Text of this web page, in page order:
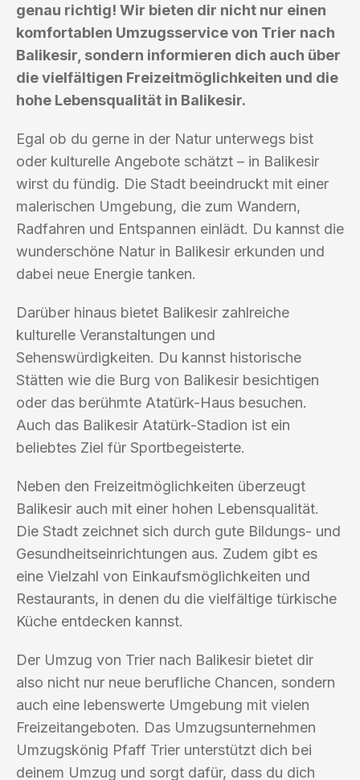
genau richtig! Wir bieten dir nicht nur einen
komfortablen Umzugsservice von Trier nach
Balikesir, sondern informieren dich auch über
die vielfältigen Freizeitmöglichkeiten und die
hohe Lebensqualität in Balikesir.
Egal ob du gerne in der Natur unterwegs bist
oder kulturelle Angebote schätzt – in Balikesir
wirst du fündig. Die Stadt beeindruckt mit einer
malerischen Umgebung, die zum Wandern,
Radfahren und Entspannen einlädt. Du kannst die
wunderschöne Natur in Balikesir erkunden und
dabei neue Energie tanken.
Darüber hinaus bietet Balikesir zahlreiche
kulturelle Veranstaltungen und
Sehenswürdigkeiten. Du kannst historische
Stätten wie die Burg von Balikesir besichtigen
oder das berühmte Atatürk-Haus besuchen.
Auch das Balikesir Atatürk-Stadion ist ein
beliebtes Ziel für Sportbegeisterte.
Neben den Freizeitmöglichkeiten überzeugt
Balikesir auch mit einer hohen Lebensqualität.
Die Stadt zeichnet sich durch gute Bildungs- und
Gesundheitseinrichtungen aus. Zudem gibt es
eine Vielzahl von Einkaufsmöglichkeiten und
Restaurants, in denen du die vielfältige türkische
Küche entdecken kannst.
Der Umzug von Trier nach Balikesir bietet dir
also nicht nur neue berufliche Chancen, sondern
auch eine lebenswerte Umgebung mit vielen
Freizeitangeboten. Das Umzugsunternehmen
Umzugskönig Pfaff Trier unterstützt dich bei
deinem Umzug und sorgt dafür, dass du dich